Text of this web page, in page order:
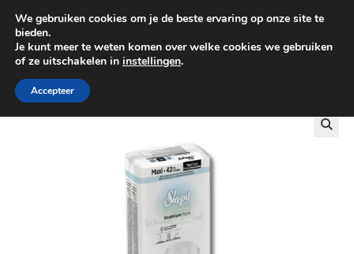
GRATIS BEZORGING VANAF €100
We gebruiken cookies om je de beste ervaring op onze site te
bieden.
Je kunt meer te weten komen over welke cookies we gebruiken
of ze uitschakelen in instellingen.
Accepteer